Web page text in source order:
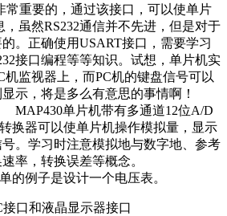
常重要的，通过该接口，可以使单片
，虽然RS232通信并不先进，但是对于
。正确使用USART接口，需要学习
接口编程等等知识。试想，单片机实
机监视器上，而PC机的键盘信号可以
示，将是多么有意思的事情啊！
MAP430单片机带有多通道12位A/D
换器可以使单片机操作模拟量，显示
。学习时注意模拟地与数字地、参考
率，转换误差等概念。
的例子是设计一个电压表。
口和液晶显示器接口